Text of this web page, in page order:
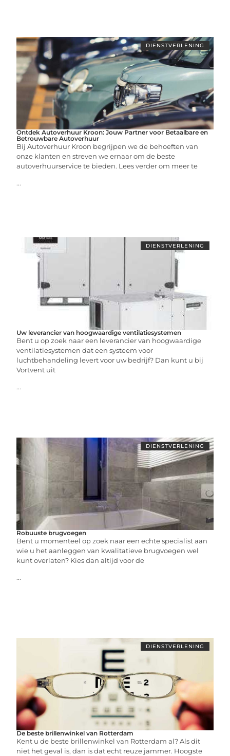
DIENSTVERLENING
Ontdek Autoverhuur Kroon: Jouw Partner voor Betaalbare en
Betrouwbare Autoverhuur
Bij Autoverhuur Kroon begrijpen we de behoeften van
onze klanten en streven we ernaar om de beste
autoverhuurservice te bieden. Lees verder om meer te
...
DIENSTVERLENING
Uw leverancier van hoogwaardige ventilatiesystemen
Bent u op zoek naar een leverancier van hoogwaardige
ventilatiesystemen dat een systeem voor
luchtbehandeling levert voor uw bedrijf? Dan kunt u bij
Vortvent uit
...
DIENSTVERLENING
Robuuste brugvoegen
Bent u momenteel op zoek naar een echte specialist aan
wie u het aanleggen van kwalitatieve brugvoegen wel
kunt overlaten? Kies dan altijd voor de
...
DIENSTVERLENING
De beste brillenwinkel van Rotterdam
Kent u de beste brillenwinkel van Rotterdam al? Als dit
niet het geval is, dan is dat echt reuze jammer. Hoogste